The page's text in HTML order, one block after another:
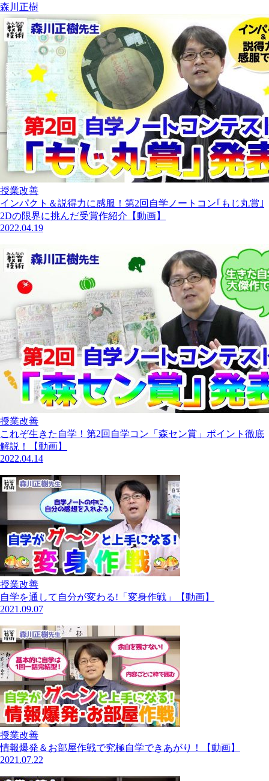
森川正樹
授業改善
インパクト＆説得力に感服！第2回自学ノートコン｢もじ丸賞｣
2Dの限界に挑んだ受賞作紹介【動画】
2022.04.19
授業改善
これぞ生きた自学！第2回自学コン「森セン賞」ポイント徹底
解説！【動画】
2022.04.14
授業改善
自学を通して自分が変わる!「変身作戦」【動画】
2021.09.07
授業改善
情報爆発＆お部屋作戦で究極自学できあがり！【動画】
2021.07.22